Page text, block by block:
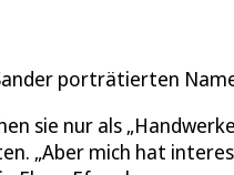
porträtierten
sie nur als
„Aber mich hat